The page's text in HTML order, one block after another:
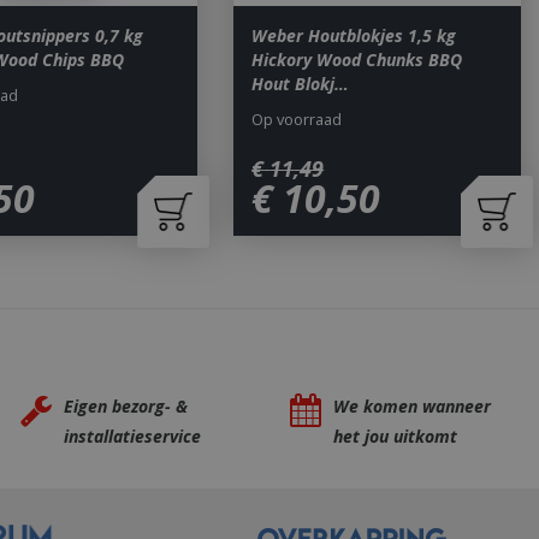
0,7 kg
Chips BBQ
Weber Houtblokjes 1,5 kg
Hickory Wood Chunks BBQ
Hout Blokj…
€ 11,49
€ 10,50
Op voorraad
Eigen bezorg- &
installatieservice
We komen wanneer
het jou uitkomt
te
van hun
significant update
analytics
is included in
used to calculate
for the sites
set to expire
by
cookie-banner
om
over de